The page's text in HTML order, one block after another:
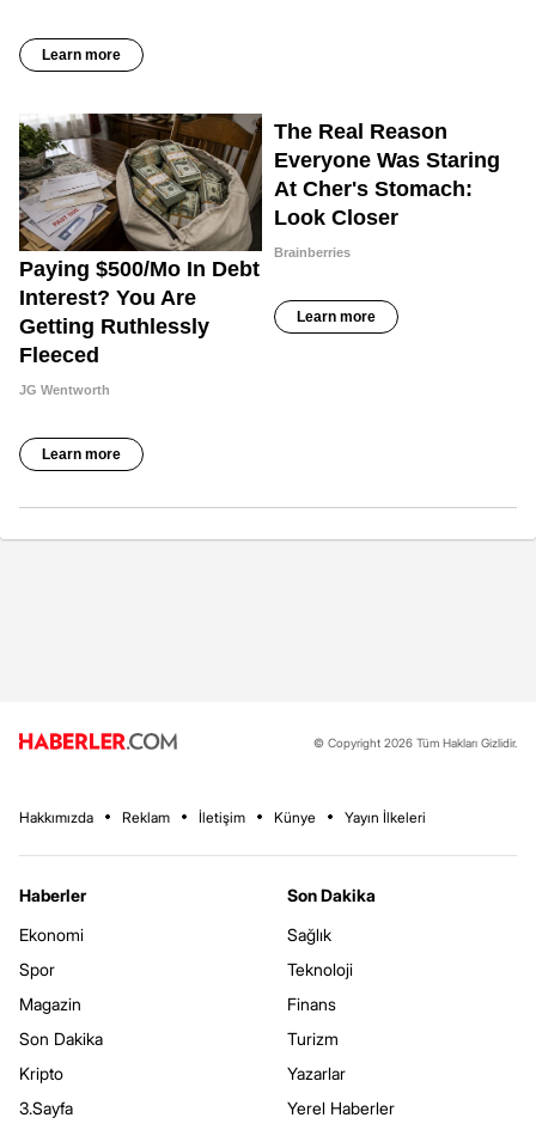
© Copyright 2026 Tüm Hakları Gizlidir.
Hakkımızda Reklam İletişim Künye Yayın İlkeleri
Haberler
Ekonomi
Spor
Magazin
Son Dakika
Kripto
3.Sayfa
Son Dakika
Sağlık
Teknoloji
Finans
Turizm
Yazarlar
Yerel Haberler